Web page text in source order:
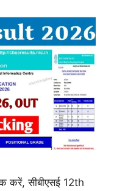
सीबीएसई 12th